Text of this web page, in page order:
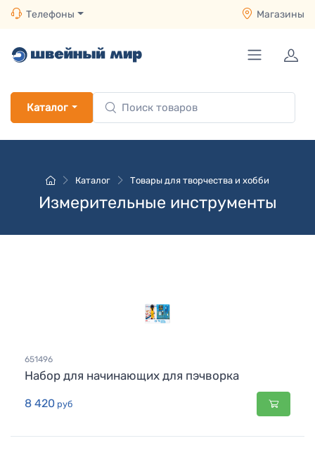
Телефоны Магазины
Каталог
Каталог Товары для творчества и хобби
Измерительные инструменты
651496
Набор для начинающих для пэчворка
8 420 руб